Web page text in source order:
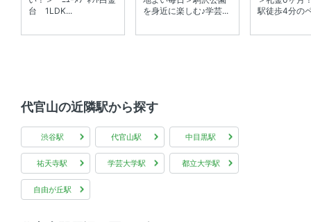
台 1LDK...
を身近に楽しむ♪学芸...
駅徒歩4分の
代官山の近隣駅から探す
渋谷駅 代官山駅 中目黒駅
祐天寺駅 学芸大学駅 都立大学駅
自由が丘駅